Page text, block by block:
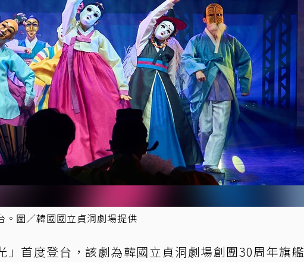
。圖／韓國國立貞洞劇場提供
」首度登台，該劇為韓國立貞洞劇場創團30周年旗艦